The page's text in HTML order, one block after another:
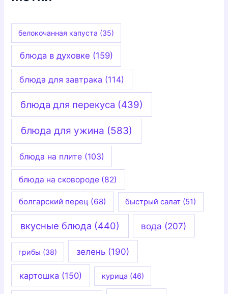
белокочанная капуста (35)
блюда в духовке (159)
блюда для завтрака (114)
блюда для перекуса (439)
блюда для ужина (583)
блюда на плите(103)
блюда на сковороде (82)
болгарский перец (68) быстрый салат (51)
вкусные блюда (440) вода (207)
грибы (38) зелень (190)
картошка (150) курица (46)